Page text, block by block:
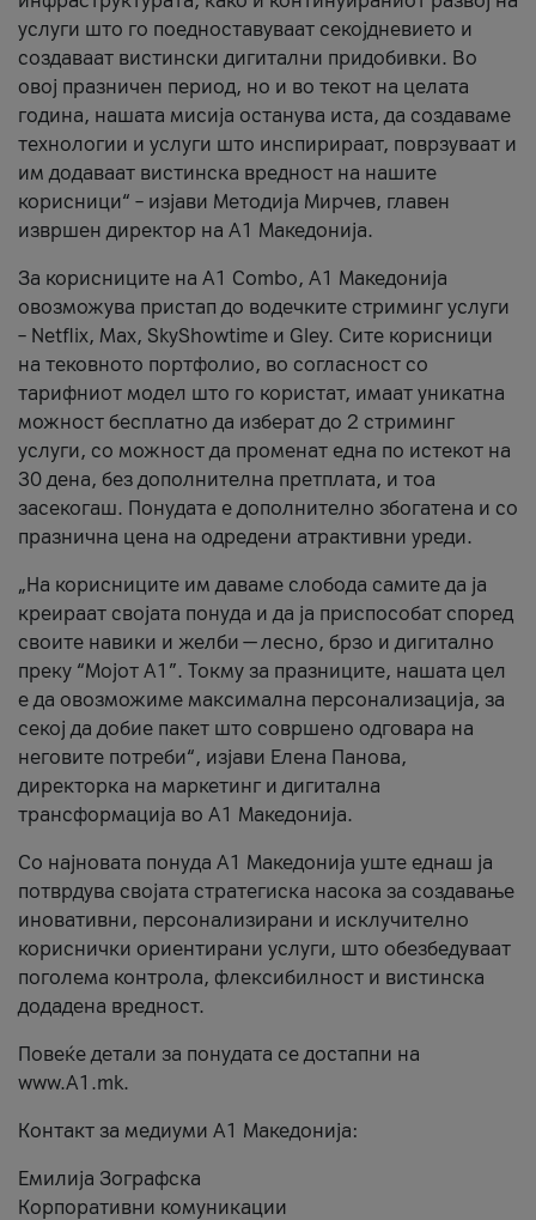
услуги што го поедноставуваат секојдневието и
создаваат вистински дигитални придобивки. Во
овој празничен период, но и во текот на целата
година, нашата мисија останува иста, да создаваме
технологии и услуги што инспирираат, поврзуваат и
им додаваат вистинска вредност на нашите
корисници“ – изјави Методија Мирчев, главен
извршен директор на А1 Македонија.
За корисниците на A1 Combo, А1 Македонија
овозможува пристап до водечките стриминг услуги
– Netflix, Max, SkyShowtime и Gley. Сите корисници
на тековното портфолио, во согласност со
тарифниот модел што го користат, имаат уникатна
можност бесплатно да изберат до 2 стриминг
услуги, со можност да променат една по истекот на
30 дена, без дополнителна претплата, и тоа
засекогаш. Понудата е дополнително збогатена и со
празнична цена на одредени атрактивни уреди.
„На корисниците им даваме слобода самите да ја
креираат својата понуда и да ја приспособат според
своите навики и желби — лесно, брзо и дигитално
преку “Мојот А1”. Токму за празниците, нашата цел
е да овозможиме максимална персонализација, за
секој да добие пакет што совршено одговара на
неговите потреби“, изјави Елена Панова,
директорка на маркетинг и дигитална
трансформација во А1 Македонија.
Со најновата понуда А1 Македонија уште еднаш ја
потврдува својата стратегиска насока за создавање
иновативни, персонализирани и исклучително
кориснички ориентирани услуги, што обезбедуваат
поголема контрола, флексибилност и вистинска
додадена вредност.
Повеќе детали за понудата се достапни на
www.А1.mk.
Контакт за медиуми А1 Македонија:
Емилија Зографска
Корпоративни комуникации